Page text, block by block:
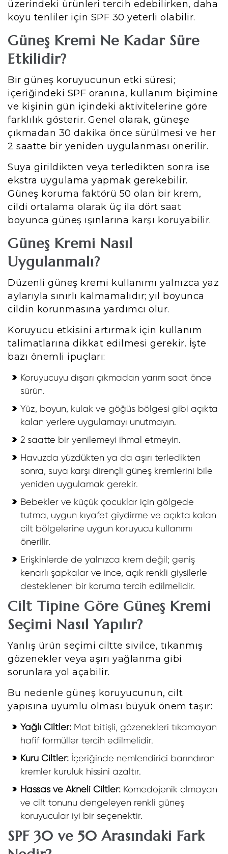
üzerindeki ürünleri tercih edebilirken, daha
koyu tenliler için SPF 30 yeterli olabilir.
Güneş Kremi Ne Kadar Süre
Etkilidir?
Bir güneş koruyucunun etki süresi;
içeriğindeki SPF oranına, kullanım biçimine
ve kişinin gün içindeki aktivitelerine göre
farklılık gösterir. Genel olarak, güneşe
çıkmadan 30 dakika önce sürülmesi ve her
2 saatte bir yeniden uygulanması önerilir.
Suya girildikten veya terledikten sonra ise
ekstra uygulama yapmak gerekebilir.
Güneş koruma faktörü 50 olan bir krem,
cildi ortalama olarak üç ila dört saat
boyunca güneş ışınlarına karşı koruyabilir.
Güneş Kremi Nasıl
Uygulanmalı?
Düzenli güneş kremi kullanımı yalnızca yaz
aylarıyla sınırlı kalmamalıdır; yıl boyunca
cildin korunmasına yardımcı olur.
Koruyucu etkisini artırmak için kullanım
talimatlarına dikkat edilmesi gerekir. İşte
bazı önemli ipuçları:
Koruyucuyu dışarı çıkmadan yarım saat önce
sürün.
Yüz, boyun, kulak ve göğüs bölgesi gibi açıkta
kalan yerlere uygulamayı unutmayın.
2 saatte bir yenilemeyi ihmal etmeyin.
Havuzda yüzdükten ya da aşırı terledikten
sonra, suya karşı dirençli güneş kremlerini bile
yeniden uygulamak gerekir.
Bebekler ve küçük çocuklar için gölgede
tutma, uygun kıyafet giydirme ve açıkta kalan
cilt bölgelerine uygun koruyucu kullanımı
önerilir.
Erişkinlerde de yalnızca krem değil; geniş
kenarlı şapkalar ve ince, açık renkli giysilerle
desteklenen bir koruma tercih edilmelidir.
Cilt Tipine Göre Güneş Kremi
Seçimi Nasıl Yapılır?
Yanlış ürün seçimi ciltte sivilce, tıkanmış
gözenekler veya aşırı yağlanma gibi
sorunlara yol açabilir.
Bu nedenle güneş koruyucunun, cilt
yapısına uyumlu olması büyük önem taşır:
Yağlı Ciltler: Mat bitişli, gözenekleri tıkamayan
hafif formüller tercih edilmelidir.
Kuru Ciltler: İçeriğinde nemlendirici barındıran
kremler kuruluk hissini azaltır.
Hassas ve Akneli Ciltler: Komedojenik olmayan
ve cilt tonunu dengeleyen renkli güneş
koruyucular iyi bir seçenektir.
SPF 30 ve 50 Arasındaki Fark